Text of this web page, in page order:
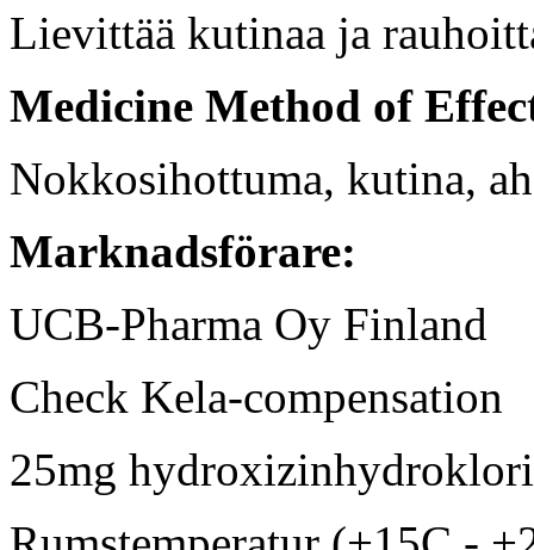
Lievittää kutinaa ja
Medicine Method of
Nokkosihottuma, kutina,
Marknadsförare:
UCB-Pharma Oy Finland
Check Kela-compensation
25mg